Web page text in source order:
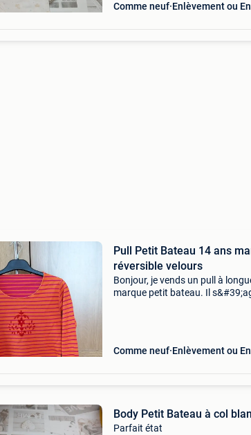
Comme neuf Enlèvement ou
Pull Petit Bateau 14 ans
réversible velours
Bonjour, je vends un pull à
marque petit bateau. Il
Comme neuf Enlèvement ou
Body Petit Bateau à col
Parfait état